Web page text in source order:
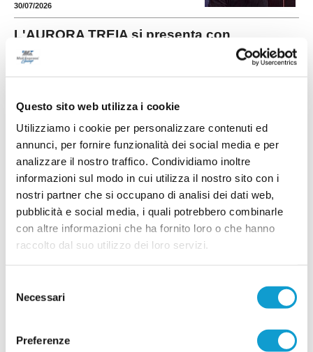
Questo sito web utilizza i cookie
Utilizziamo i cookie per personalizzare contenuti ed
annunci, per fornire funzionalità dei social media e per
analizzare il nostro traffico. Condividiamo inoltre
informazioni sul modo in cui utilizza il nostro sito con i
nostri partner che si occupano di analisi dei dati web,
pubblicità e social media, i quali potrebbero combinarle
con altre informazioni che ha fornito loro o che hanno
raccolto dal suo utilizzo dei loro servizi.
delNecessari
Preferenze
30/07/2026
L'AURORA TREIA si presenta con
entusiasmo e grandi ambizioni
29/07/2026
VIGOR MACERATA. Si riparte da tante
riconferme e tre volti nuovi
Nelle foto (da sx): Kheder, Camilloni e Demaj La Vigor Macerata è pronta a
voltare pagina e a prepararsi alla sua prima storica stagione nel
campionato di Prima Categoria. Dopo il grave lutto che ha colpito la società
nelle scorse settimane, il club guarda avanti con determinazione, senza
dimenticare chi continuerà a rapp
...leggi
30/07/2026
Prosegue la costruzione della rosa dell'Elite
Tolentino in vista del prossimo campionato di
verde e presenta altri quattro giocatori che